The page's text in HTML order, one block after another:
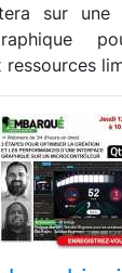
sur une